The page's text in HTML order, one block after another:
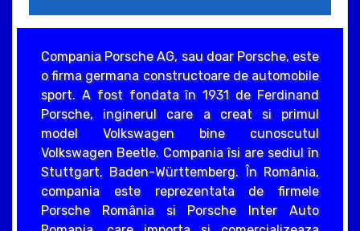
Compania Porsche AG, sau doar Porsche, este
o firma germana constructoare de automobile
sport. A fost fondata în 1931 de Ferdinand
Porsche, inginerul care a creat si primul
model Volkswagen bine cunoscutul
Volkswagen Beetle. Compania îsi are sediul în
Stuttgart, Baden-Württemberg. În România,
compania este reprezentata de firmele
Porsche România si Porsche Inter Auto